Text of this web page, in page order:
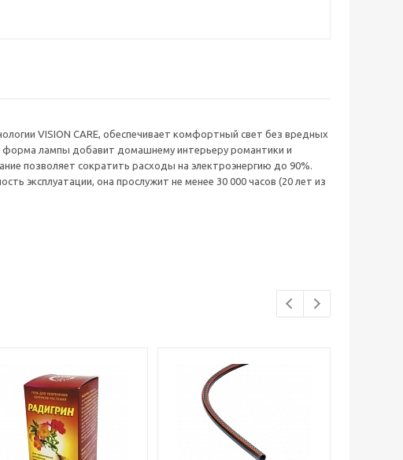
VISION CARE, обеспечивает комфортный свет без вредных
форма лампы добавит домашнему интерьеру романтики и
позволяет сократить расходы на электроэнергию до 90%.
эксплуатации, она прослужит не менее 30 000 часов (20 лет из